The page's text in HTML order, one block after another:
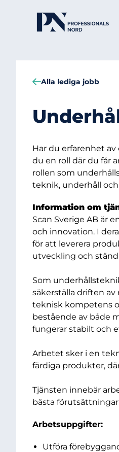
Alla lediga jobb
Har du erfarenhet
du en roll där du får
rollen som
teknik, underhåll
Information om
Scan Sverige AB är
och innovation. I
för att leverera
utveckling och
Som
säkerställa driften av
teknisk kompetens
bestående av både
fungerar stabilt och
Arbetet sker i en
färdiga produkter,
Tjänsten innebär
bästa
Arbetsuppgifter:
Utföra